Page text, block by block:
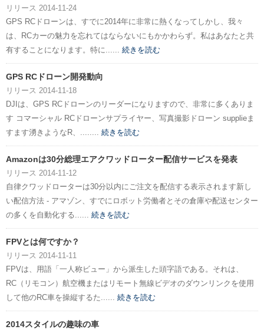
リリース 2014-11-24
GPS RCドローンは、すでに2014年に非常に熱くなってしかし、我々
は、RCカーの魅力を忘れてはならないにもかかわらず。私はあなたと共
有することになります。特に...... 続きを読む
GPS RCドローン開発動向
リリース 2014-11-18
DJIは、GPS RCドローンのリーダーになりますので、非常に多くありま
す コマーシャル RCドローンサプライヤー、写真撮影ドローン supplieま
すます湧きようなR、........ 続きを読む
Amazonは30分総理エアクワッドローター配信サービスを発表
リリース 2014-11-12
自律クワッドローターは30分以内にご注文を配信する表示されます新し
い配信方法 - アマゾン、すでにロボット労働者とその倉庫や配送センター
の多くを自動化する...... 続きを読む
FPVとは何ですか？
リリース 2014-11-11
FPVは、用語「一人称ビュー」から派生した頭字語である。それは、
RC（リモコン）航空機またはリモート無線ビデオのダウンリンクを使用
して他のRC車を操縦するた...... 続きを読む
2014スタイルの趣味の車